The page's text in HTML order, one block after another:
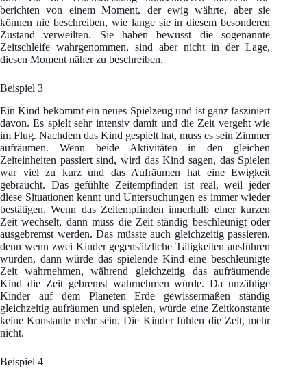
berichten von einem Moment, der ewig währte, aber sie
können nie beschreiben, wie lange sie in diesem besonderen
Zustand verweilten. Sie haben bewusst die sogenannte
Zeitschleife wahrgenommen, sind aber nicht in der Lage,
diesen Moment näher zu beschreiben.
Beispiel 3
Ein Kind bekommt ein neues Spielzeug und ist ganz fasziniert
davon. Es spielt sehr intensiv damit und die Zeit vergeht wie
im Flug. Nachdem das Kind gespielt hat, muss es sein Zimmer
aufräumen. Wenn beide Aktivitäten in den gleichen
Zeiteinheiten passiert sind, wird das Kind sagen, das Spielen
war viel zu kurz und das Aufräumen hat eine Ewigkeit
gebraucht. Das gefühlte Zeitempfinden ist real, weil jeder
diese Situationen kennt und Untersuchungen es immer wieder
bestätigen. Wenn das Zeitempfinden innerhalb einer kurzen
Zeit wechselt, dann muss die Zeit ständig beschleunigt oder
ausgebremst werden. Das müsste auch gleichzeitig passieren,
denn wenn zwei Kinder gegensätzliche Tätigkeiten ausführen
würden, dann würde das spielende Kind eine beschleunigte
Zeit wahrnehmen, während gleichzeitig das aufräumende
Kind die Zeit gebremst wahrnehmen würde. Da unzählige
Kinder auf dem Planeten Erde gewissermaßen ständig
gleichzeitig aufräumen und spielen, würde eine Zeitkonstante
keine Konstante mehr sein. Die Kinder fühlen die Zeit, mehr
nicht.
Beispiel 4